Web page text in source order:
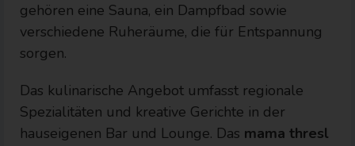
gehören eine Sauna, ein Dampfbad sowie
verschiedene Ruheräume, die für Entspannung
sorgen.
Das kulinarische Angebot umfasst regionale
Spezialitäten und kreative Gerichte in der
hauseigenen Bar und Lounge. Das mama thresl